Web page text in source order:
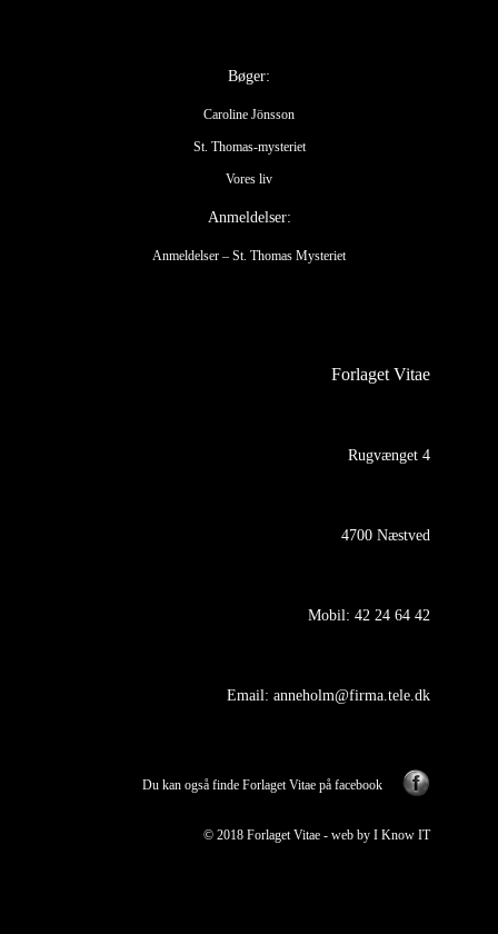
Bøger:
Caroline Jönsson
St. Thomas-mysteriet
Vores liv
Anmeldelser:
Anmeldelser – St. Thomas Mysteriet
Forlaget Vitae
Rugvænget 4
4700 Næstved
Mobil: 42 24 64 42
Email: anneholm@firma.tele.dk
Du kan også finde Forlaget Vitae på facebook
© 2018 Forlaget Vitae - web by I Know IT